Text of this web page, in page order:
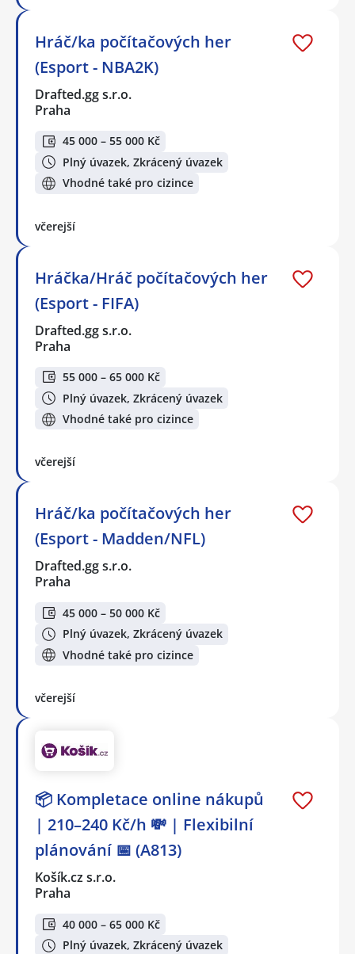
Hráč/ka počítačových her
(Esport - NBA2K)
Drafted.gg s.r.o.
Praha
45 000 – 55 000 Kč
Plný úvazek, Zkrácený úvazek
Vhodné také pro cizince
včerejší
Hráčka/Hráč počítačových her
(Esport - FIFA)
Drafted.gg s.r.o.
Praha
55 000 – 65 000 Kč
Plný úvazek, Zkrácený úvazek
Vhodné také pro cizince
včerejší
Hráč/ka počítačových her
(Esport - Madden/NFL)
Drafted.gg s.r.o.
Praha
45 000 – 50 000 Kč
Plný úvazek, Zkrácený úvazek
Vhodné také pro cizince
včerejší
📦 Kompletace online nákupů
| 210–240 Kč/h 💸 | Flexibilní
plánování 📅 (A813)
Košík.cz s.r.o.
Praha
40 000 – 65 000 Kč
Plný úvazek, Zkrácený úvazek